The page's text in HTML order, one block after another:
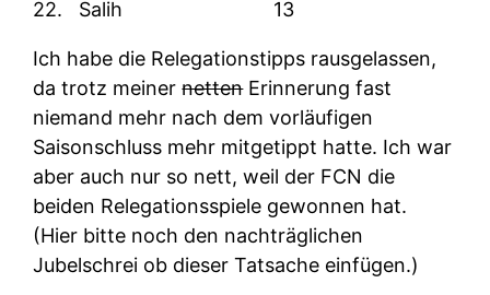
22. Salih 13
Ich habe die Relegationstipps rausgelassen,
da trotz meinernettenErinnerung fast
niemand mehr nach dem vorläufigen
Saisonschluss mehr mitgetippt hatte. Ich war
aber auch nur so nett, weil der FCN die
beiden Relegationsspiele gewonnen hat.
(Hier bitte noch den nachträglichen
Jubelschrei ob dieser Tatsache einfügen.)